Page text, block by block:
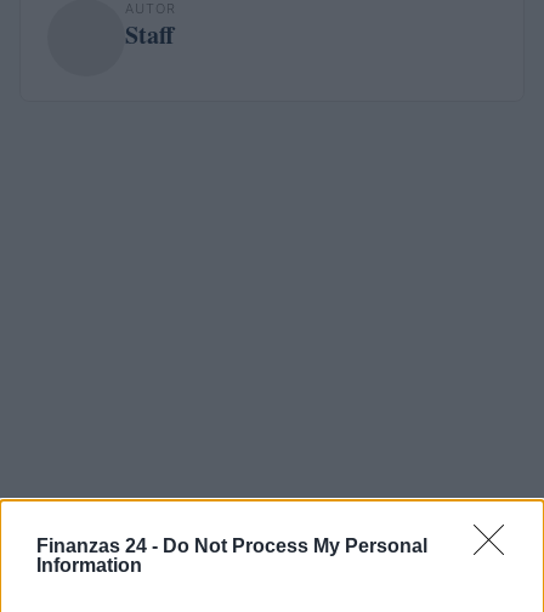
Finanzas 24 - Do Not Process My Personal
Information
AUTOR
Staff